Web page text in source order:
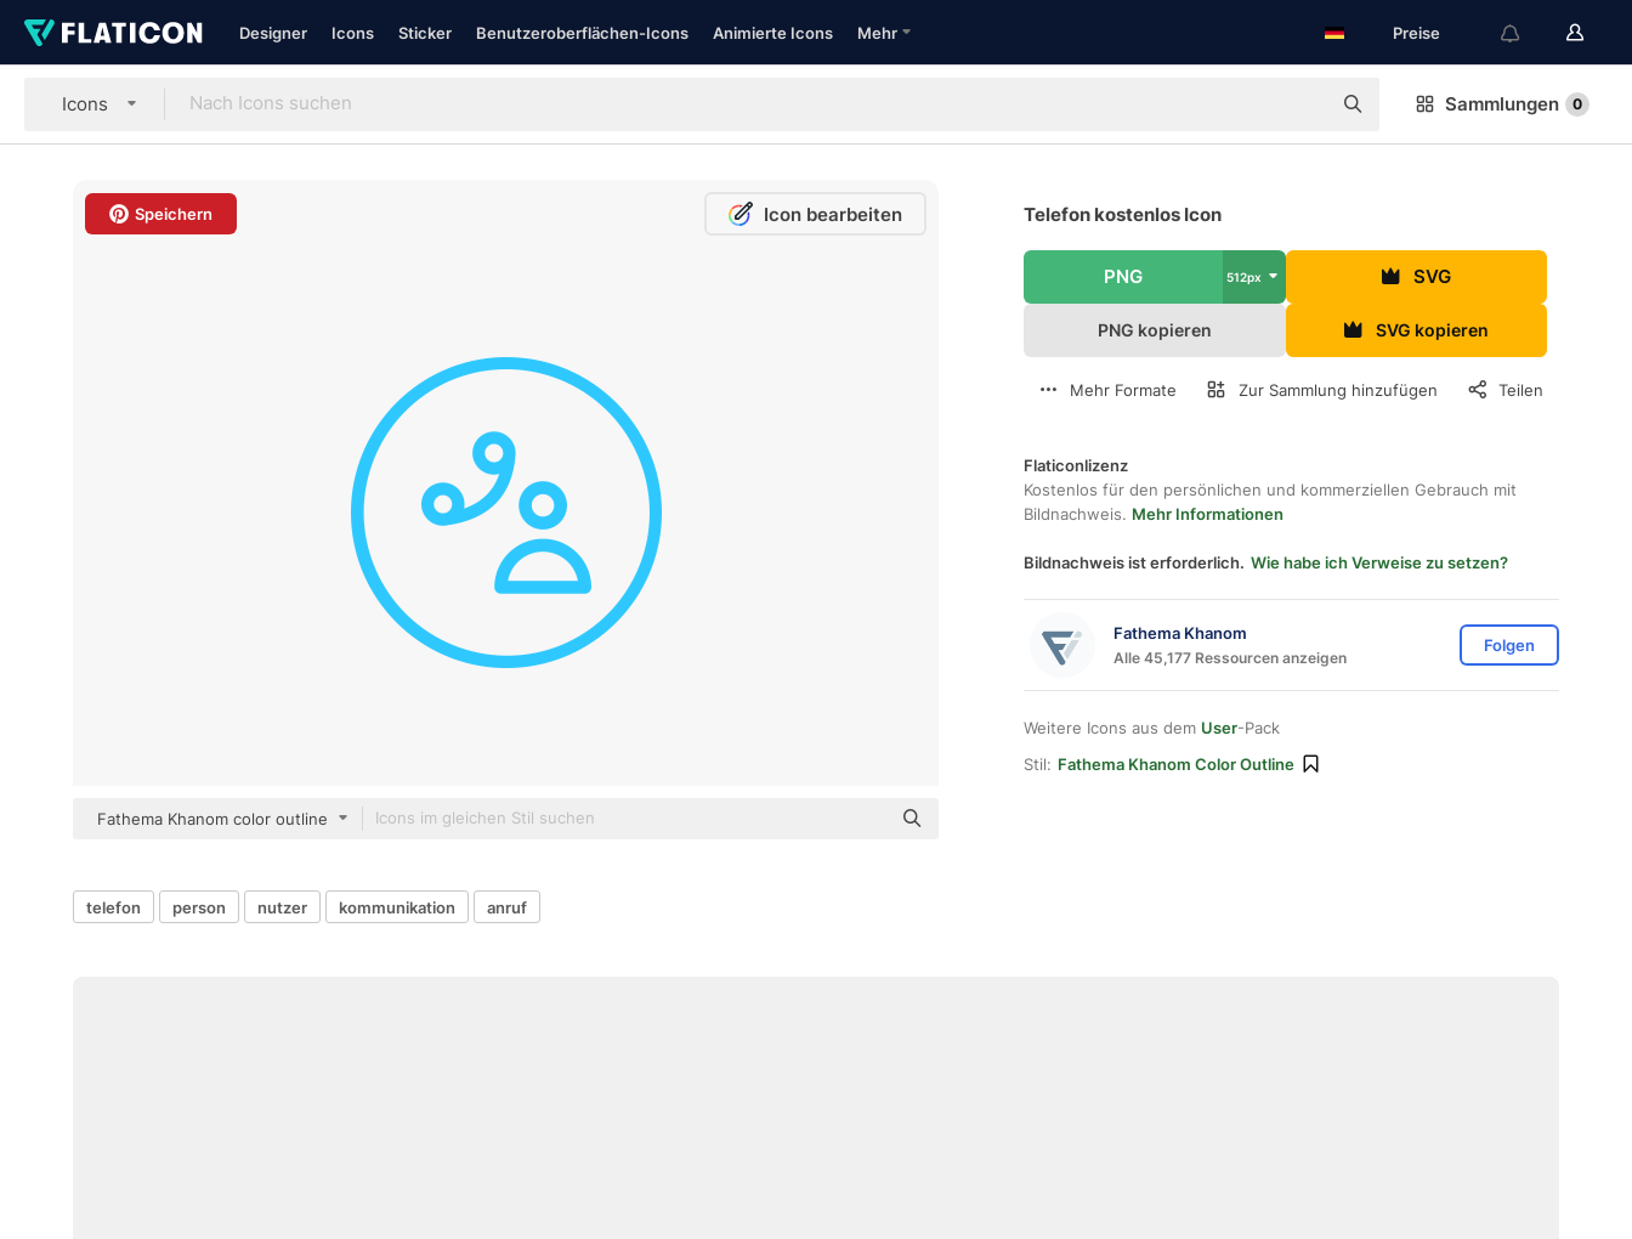
Designer Icons Sticker Benutzeroberflächen-Icons Animierte Icons Mehr Preise
Icons Sammlungen 0
Speichern Icon bearbeiten
Fathema Khanom color outline
Telefon kostenlos Icon
PNG 512px SVG
PNG kopieren SVG kopieren
Mehr Formate Zur Sammlung hinzufügen Teilen
Flaticonlizenz
Kostenlos für den persönlichen und kommerziellen Gebrauch mit
Bildnachweis. Mehr Informationen
Bildnachweis ist erforderlich. Wie habe ich Verweise zu setzen?
Fathema Khanom
Alle 45,177 Ressourcen anzeigen
Folgen
Weitere Icons aus dem User-Pack
Stil: Fathema Khanom Color Outline
telefon person nutzer kommunikation anruf